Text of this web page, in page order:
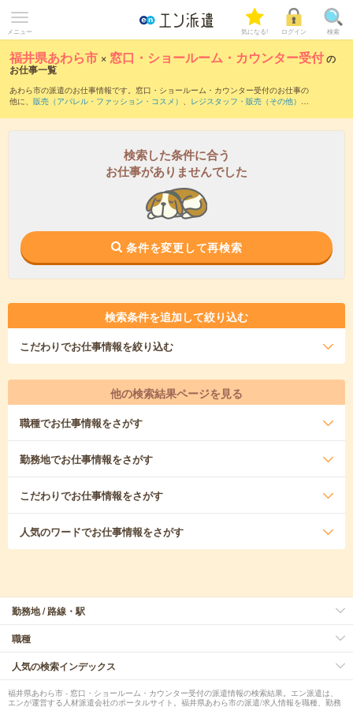
メニュー 気になる! ログイン 検索
福井県あわら市 × 窓口・ショールーム・カウンター受付の
お仕事一覧
あわら市の派遣のお仕事情報です。窓口・ショールーム・カウンター受付のお仕事の
他に、 販売（アパレル・ファッション・コスメ） 、 レジスタッフ・販売（その他） 、
んでいただけます。職種辞典：窓口・ショールーム・カウンター受付のお仕事とは？
検索した条件に合う
お仕事がありませんでした
条件を変更して再検索
検索条件を追加して絞り込む
こだわりでお仕事情報を絞り込む
他の検索結果ページを見る
職種でお仕事情報をさがす
勤務地でお仕事情報をさがす
こだわりでお仕事情報をさがす
人気のワードでお仕事情報をさがす
勤務地 / 路線・駅
職種
人気の検索インデックス
福井県あわら市 - 窓口・ショールーム・カウンター受付の派遣情報の検索結果。エン派遣は、
エンが運営する人材派遣会社のポータルサイト。福井県あわら市の派遣/求人情報を職種、勤務